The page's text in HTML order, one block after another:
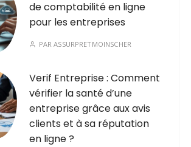
de comptabilité en ligne
pour les entreprises
PARASSURPRETMOINSCHER
Verif Entreprise : Comment
vérifier la santé d’une
entreprise grâce aux avis
clients et à sa réputation
en ligne ?